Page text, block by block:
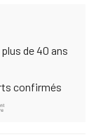
de 40 ans
confirmés